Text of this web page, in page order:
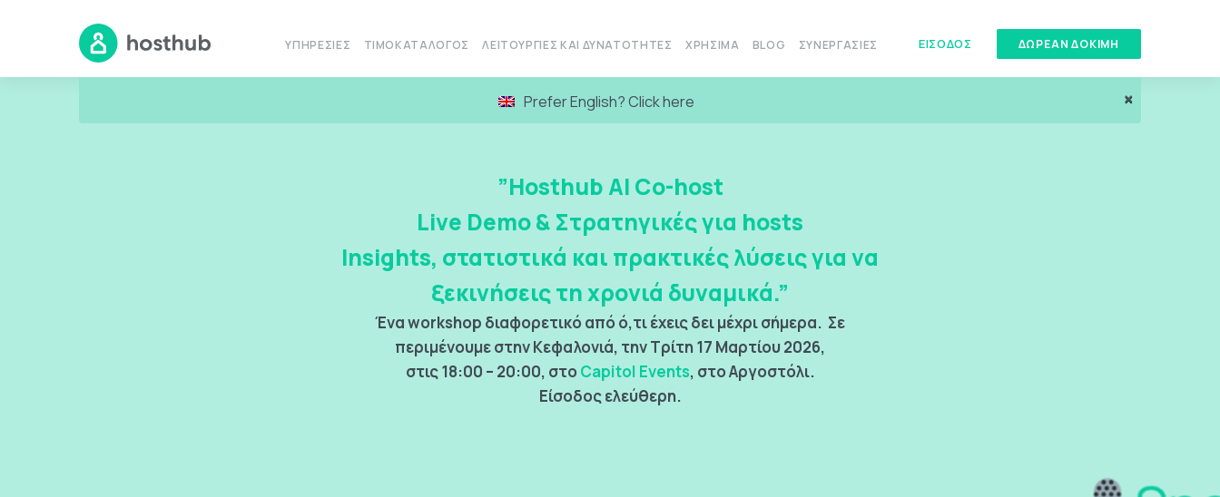
ΥΠΗΡΕΣΊΕΣ ΤΙΜΟΚΑΤΆΛΟΓΟΣ ΛΕΙΤΟΥΡΓΊΕΣ ΚΑΙ ΔΥΝΑΤΌΤΗΤΕΣ ΧΡΉΣΙΜΑ BLOG ΣΥΝΕΡΓΑΣΊΕΣ ΕΊΣΟΔΟΣ ΔΏΡΕΑΝ ΔΟΚΙΜΉ
×
Prefer English? Click here
”Hosthub AI Co-host
Live Demo & Στρατηγικές για hosts
Insights, στατιστικά και πρακτικές λύσεις για να
ξεκινήσεις τη χρονιά δυναμικά.”
Ένα workshop διαφορετικό από ό,τι έχεις δει μέχρι σήμερα. Σε
περιμένουμε στην Κεφαλονιά, την Τρίτη 17 Μαρτίου 2026,
στις 18:00 – 20:00, στο Capitol Events, στο Αργοστόλι.
Είσοδος ελεύθερη.